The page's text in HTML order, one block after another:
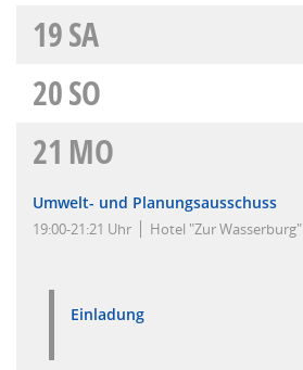
19SA
20SO
21 MO
Umwelt- und Planungsausschuss
19:00-21:21 Uhr Hotel "Zur Wasserburg"
Einladung